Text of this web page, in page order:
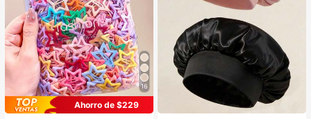
16
Ahorro de $229
#1 Más vendidos
en Multicolor Gorros para el pelo para mujer
Establecido hace 1 año